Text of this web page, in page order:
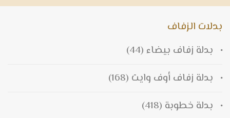
بدلات الزفاف
بدلة زفاف بيضاء (44)
بدلة زفاف أوف وايت (168)
بدلة خطوبة (418)